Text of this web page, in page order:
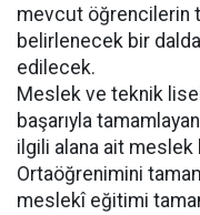
mevcut öğrencilerin
belirlenecek bir
edilecek.
Meslek ve teknik
başarıyla
ilgili alana ait
Ortaöğrenimini
meslekî eğitimi